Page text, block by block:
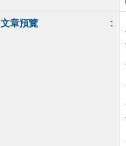
文章預覽 :